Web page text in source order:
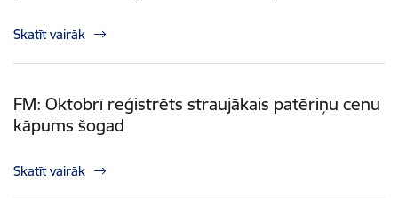
Skatīt vairāk
FM: Oktobrī reģistrēts straujākais patēriņu cenu
kāpums šogad
Skatīt vairāk